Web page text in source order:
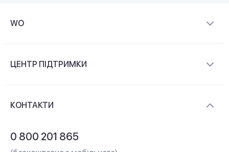
WO
Контакти
ЦЕНТР ПІДТРИМКИ
КОНТАКТИ
0 800 201 865